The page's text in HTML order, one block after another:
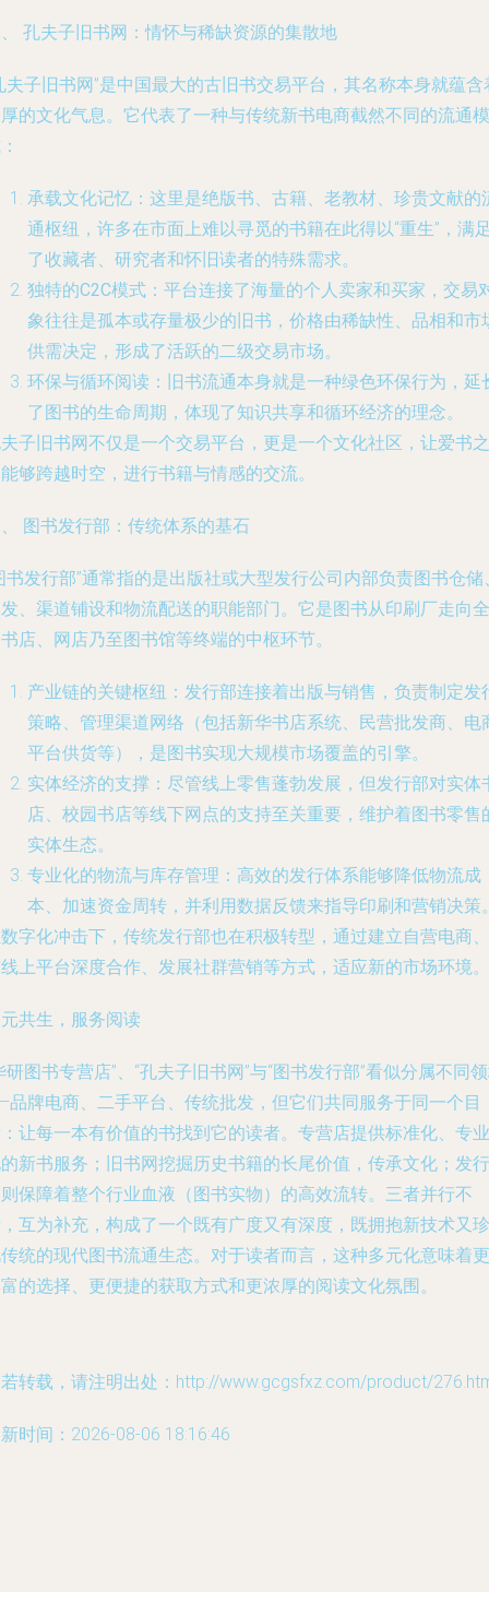
孔夫子旧书网：情怀与稀缺资源的集散地
夫子旧书网”是中国最大的古旧书交易平台，其名称本身就蕴含
的文化气息。它代表了一种与传统新书电商截然不同的流通模
承载文化记忆 ：这里是绝版书、古籍、老教材、珍贵文献的
通枢纽，许多在市面上难以寻觅的书籍在此得以“重生”，满
了收藏者、研究者和怀旧读者的特殊需求。
独特的C2C模式 ：平台连接了海量的个人卖家和买家，交易
象往往是孤本或存量极少的旧书，价格由稀缺性、品相和市
供需决定，形成了活跃的二级交易市场。
环保与循环阅读 ：旧书流通本身就是一种绿色环保行为，延
了图书的生命周期，体现了知识共享和循环经济的理念。
子旧书网不仅是一个交易平台，更是一个文化社区，让爱书之
够跨越时空，进行书籍与情感的交流。
图书发行部：传统体系的基石
书发行部”通常指的是出版社或大型发行公司内部负责图书仓储
、渠道铺设和物流配送的职能部门。它是图书从印刷厂走向全
店、网店乃至图书馆等终端的中枢环节。
产业链的关键枢纽 ：发行部连接着出版与销售，负责制定发
策略、管理渠道网络（包括新华书店系统、民营批发商、电
平台供货等），是图书实现大规模市场覆盖的引擎。
实体经济的支撑 ：尽管线上零售蓬勃发展，但发行部对实体
店、校园书店等线下网点的支持至关重要，维护着图书零售
实体生态。
专业化的物流与库存管理 ：高效的发行体系能够降低物流成
本、加速资金周转，并利用数据反馈来指导印刷和营销决策
字化冲击下，传统发行部也在积极转型，通过建立自营电商、
上平台深度合作、发展社群营销等方式，适应新的市场环境。
共生，服务阅读
研图书专营店”、“孔夫子旧书网”与“图书发行部”看似分属不同
牌电商、二手平台、传统批发，但它们共同服务于同一个目
让每一本有价值的书找到它的读者。专营店提供标准化、专业
新书服务；旧书网挖掘历史书籍的长尾价值，传承文化；发行
保障着整个行业血液（图书实物）的高效流转。三者并行不
互为补充，构成了一个既有广度又有深度，既拥抱新技术又珍
统的现代图书流通生态。对于读者而言，这种多元化意味着更
的选择、更便捷的获取方式和更浓厚的阅读文化氛围。
转载，请注明出处：http://www.gcgsfxz.com/product/
时间：2026-08-06 18:16:46